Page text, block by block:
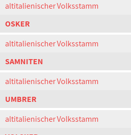
altitalienischer Volksstamm
OSKER
altitalienischer Volksstamm
SAMNITEN
altitalienischer Volksstamm
UMBRER
altitalienischer Volksstamm